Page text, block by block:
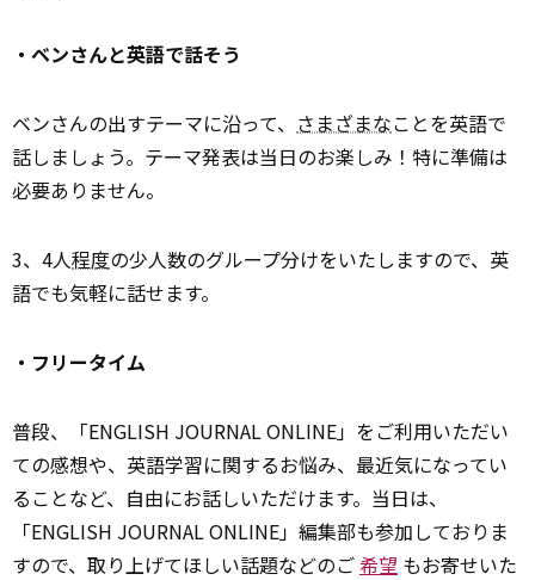
・ベンさんと英語で話そう
ベンさんの出すテーマに沿って、 さまざまなことを英語で
話しましょう。テーマ発表は当日のお楽しみ！特に準備は
必要ありません。
3、4人程度の少人数のグループ分けをいたしますので、英
語でも気軽に話せます。
・フリータイム
普段、「ENGLISH JOURNAL ONLINE」をご利用いただい
ての感想や、英語学習に関するお悩み、最近気になってい
ることなど、自由にお話しいただけます。当日は、
「ENGLISH JOURNAL ONLINE」編集部も参加しておりま
すので、取り上げてほしい話題などのご希望 もお寄せいた